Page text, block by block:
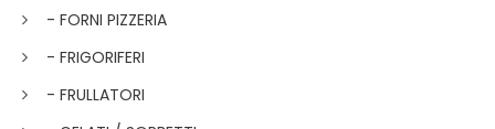
- FORNI PIZZERIA
- FRIGORIFERI
- FRULLATORI